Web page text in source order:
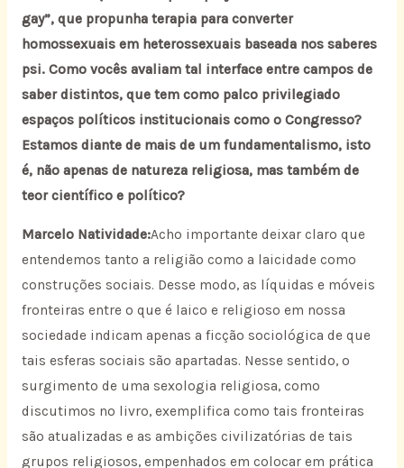
gay”, que propunha terapia para converter
homossexuais em heterossexuais baseada nos saberes
psi. Como vocês avaliam tal interface entre campos de
saber distintos, que tem como palco privilegiado
espaços políticos institucionais como o Congresso?
Estamos diante de mais de um fundamentalismo, isto
é, não apenas de natureza religiosa, mas também de
teor científico e político?
Marcelo Natividade:Acho importante deixar claro que
entendemos tanto a religião como a laicidade como
construções sociais. Desse modo, as líquidas e móveis
fronteiras entre o que é laico e religioso em nossa
sociedade indicam apenas a ficção sociológica de que
tais esferas sociais são apartadas. Nesse sentido, o
surgimento de uma sexologia religiosa, como
discutimos no livro, exemplifica como tais fronteiras
são atualizadas e as ambições civilizatórias de tais
grupos religiosos, empenhados em colocar em prática